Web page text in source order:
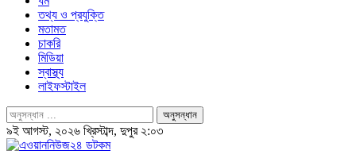
তথ্য ও প্রযুক্তি
মতামত
চাকরি
মিডিয়া
স্বাস্থ্য
লাইফস্টাইল
৯ই আগস্ট, ২০২৬ খ্রিস্টাব্দ, দুপুর ২:০৩